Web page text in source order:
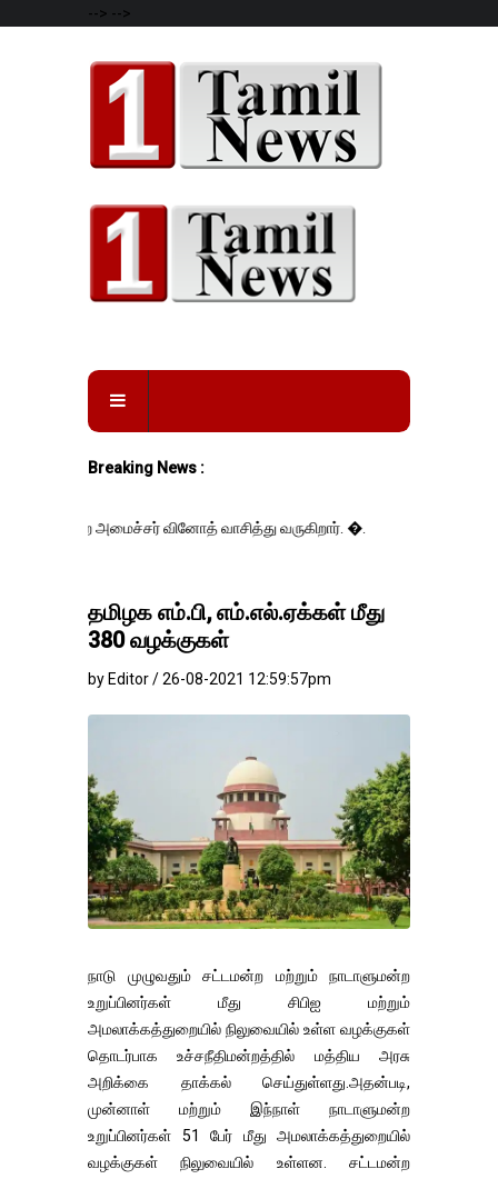
--> -->
Breaking News :
வினோத் வாசித்து வருகிறார். �.
தமிழக எம்.பி, எம்.எல்.ஏக்கள் மீது
380 வழக்குகள்
by Editor / 26-08-2021 12:59:57pm
நாடு முழுவதும் சட்டமன்ற மற்றும் நாடாளுமன்ற
உறுப்பினர்கள் மீது சிபிஐ மற்றும்
அமலாக்கத்துறையில் நிலுவையில் உள்ள வழக்குகள்
தொடர்பாக உச்சநீதிமன்றத்தில் மத்திய அரசு
அறிக்கை தாக்கல் செய்துள்ளது.அதன்படி,
முன்னாள் மற்றும் இந்நாள் நாடாளுமன்ற
உறுப்பினர்கள் 51 பேர் மீது அமலாக்கத்துறையில்
வழக்குகள் நிலுவையில் உள்ளன. சட்டமன்ற